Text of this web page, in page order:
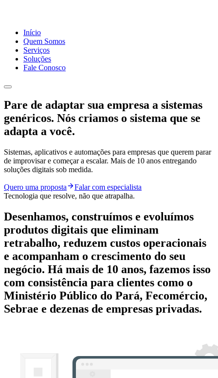
Início
Quem Somos
Serviços
Soluções
Fale Conosco
Pare de adaptar sua empresa a sistemas
genéricos. Nós criamos o sistema que se
adapta a você.
Sistemas, aplicativos e automações para empresas que querem parar
de improvisar e começar a escalar. Mais de 10 anos entregando
soluções digitais sob medida.
Quero uma proposta
Falar com especialista
Tecnologia que resolve, não que atrapalha.
Desenhamos, construímos e evoluímos
produtos digitais que eliminam
retrabalho, reduzem custos operacionais
e acompanham o crescimento do seu
negócio. Há mais de 10 anos, fazemos isso
com consistência para clientes como o
Ministério Público do Pará, Fecomércio,
Sebrae e dezenas de empresas privadas.